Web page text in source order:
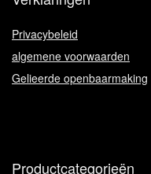
Privacybeleid
algemene voorwaarden
Gelieerde openbaarmaking
Productcategorieën